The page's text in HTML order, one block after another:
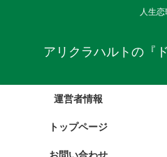
人生恋
アリクラハルトの『
運営者情報
トップページ